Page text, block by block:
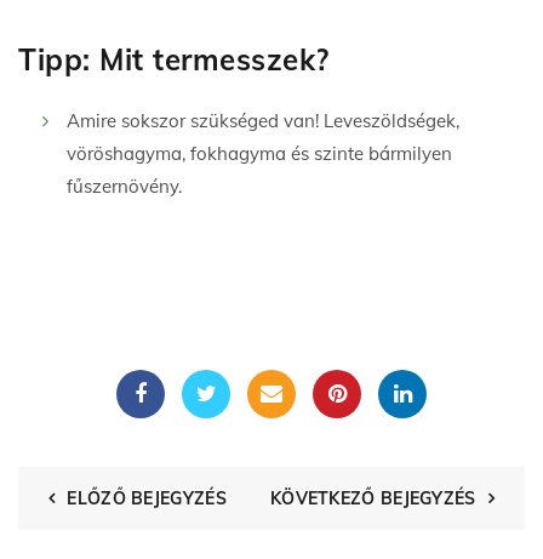
Tipp: Mit termesszek?
Amire sokszor szükséged van! Leveszöldségek,
vöröshagyma, fokhagyma és szinte bármilyen
fűszernövény.
ELŐZŐ BEJEGYZÉS KÖVETKEZŐ BEJEGYZÉS